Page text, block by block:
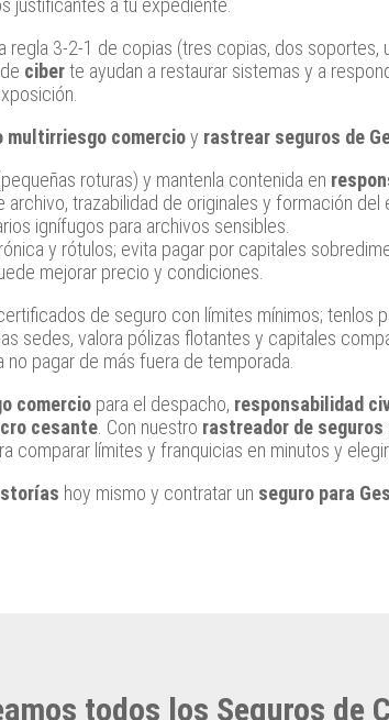
justificantes a tu expediente.
3‑2‑1 de copias (tres copias, dos
ciberte ayudan a restaurar sistemas y a
multirriesgo comercioy rastrear seguros de
roturas) y mantenla contenida en
trazabilidad de originales y formación del
ignífugos para archivos sensibles.
y rótulos; evita pagar por capitales
mejorar precio y condiciones.
de seguro con límites mínimos; tenlos
sedes, valora pólizas flotantes y capitales
pagar de más fuera de temporada.
comercio para el despacho, responsabilidad
cesante . Con nuestro rastreador de seguros
comparar límites y franquicias en minutos y
hoy mismo y contratar un seguro para
todos los Seguros de